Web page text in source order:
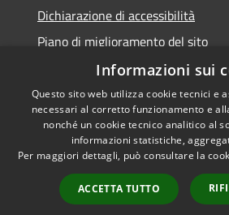
Dichiarazione di accessibilità
Piano di miglioramento del sito
Accessibilità
Privacy
Mappa del sito
Informazioni sui
Questo sito web utilizza cookie tecnici e
necessari al corretto funzionamento e
nonché un cookie tecnico analitico al
informazioni statistiche,
Per maggiori dettagli, può consultare la
ACCETTA TUTTO